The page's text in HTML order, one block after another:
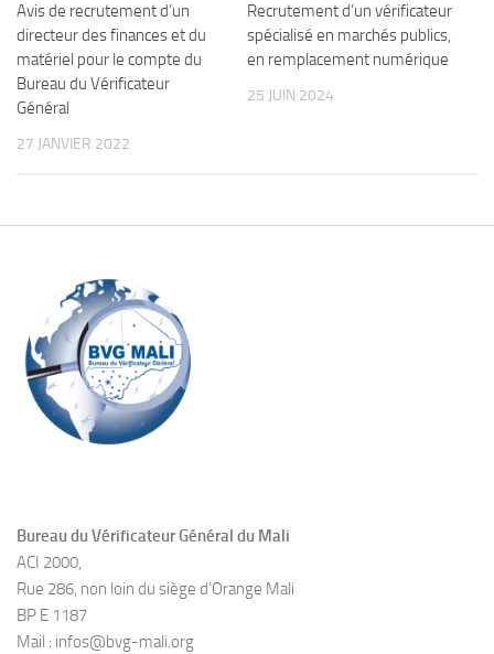
Avis de recrutement d’un
directeur des finances et du
matériel pour le compte du
Bureau du Vérificateur
Général
27 JANVIER 2022
Recrutement d’un vérificateur
spécialisé en marchés publics,
en remplacement numérique
25 JUIN 2024
Bureau du Vérificateur Général du Mali
ACI 2000,
Rue 286, non loin du siège d’Orange Mali
BP E 1187
Mail : infos@bvg-mali.org